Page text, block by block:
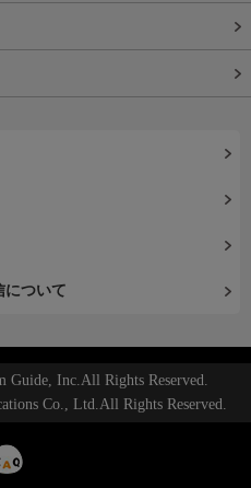
について
Guide, Inc.All Rights Reserved.
Co., Ltd.All Rights Reserved.